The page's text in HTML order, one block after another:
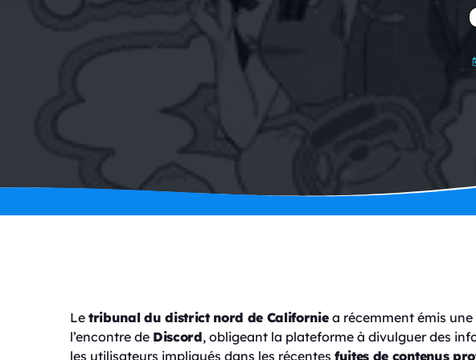
Le tribunal du district nord de Californiea récemment émis
l’encontre de Discord, obligeant la plateforme à divulguer des
les utilisateurs impliqués dans les récentes fuites de contenus